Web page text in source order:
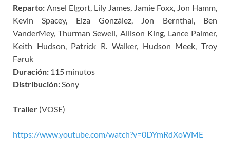
Reparto: Ansel Elgort, Lily James, Jamie Foxx, Jon Hamm,
Kevin Spacey, Eiza González, Jon Bernthal, Ben
VanderMey, Thurman Sewell, Allison King, Lance Palmer,
Keith Hudson, Patrick R. Walker, Hudson Meek, Troy
Faruk
Duración: 115 minutos
Distribución: Sony
Trailer (VOSE)
https://www.youtube.com/watch?v=0DYmRdXoWME